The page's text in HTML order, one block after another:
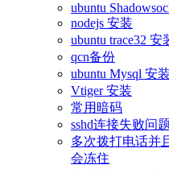
ubuntu
nodejs 安装
ubuntu trace32 安
qcn备份
ubuntu Mysql 安装
Vtiger 安装
常用暗码
sshd连接失败问题
多次拨打电话并
会冻住